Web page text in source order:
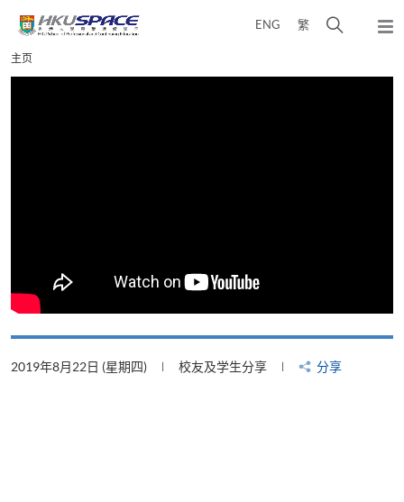
content
ENG 繁
弹
Main
content
主页
2019年8月22日 (星期四) 校友及学生分享 分享